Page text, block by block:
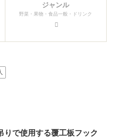
ジャンル
野菜・果物・食品一般・ドリンク
りで使用する覆工板フック